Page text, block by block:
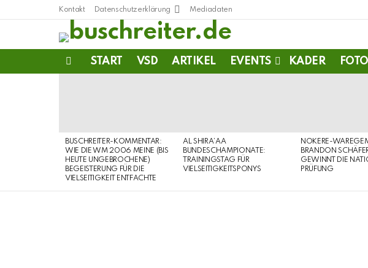
Kontakt Datenschutzerklärung Mediadaten
START VSD ARTIKEL EVENTS KADER
BUSCHREITER-KOMMENTAR:
WIE DIE WM 2006 MEINE (BIS
HEUTE UNGEBROCHENE)
BEGEISTERUNG FÜR DIE
VIELSEITIGKEIT ENTFACHTE
AL SHIRA’AA
BUNDESCHAMPIONATE:
TRAININGSTAG FÜR
VIELSEITIGKEITSPONYS
NOKERE-
BRANDON
GEWINNT DIE
PRÜFUNG